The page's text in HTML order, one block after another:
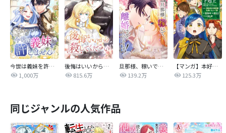
今世は義妹を許しません
1,000万
後悔はいいから殺してください
815.6万
旦那様、稼いで離婚させていただきます！
139.2万
【マンガ】本好きの下剋上 第四部
125.3万
同じジャンルの人気作品